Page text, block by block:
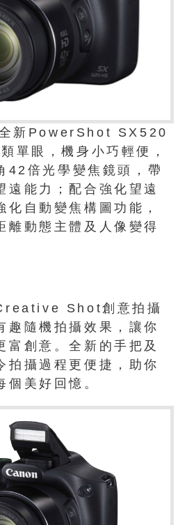
新PowerShot SX520
單眼，機身小巧輕便，
42倍光學變焦鏡頭，帶
遠能力；配合強化望遠
化自動變焦構圖功能，
離動態主體及人像變得
Shot創意拍攝
趣隨機拍攝效果，讓你
富創意。全新的手把及
拍攝過程更便捷，助你
個美好回憶。